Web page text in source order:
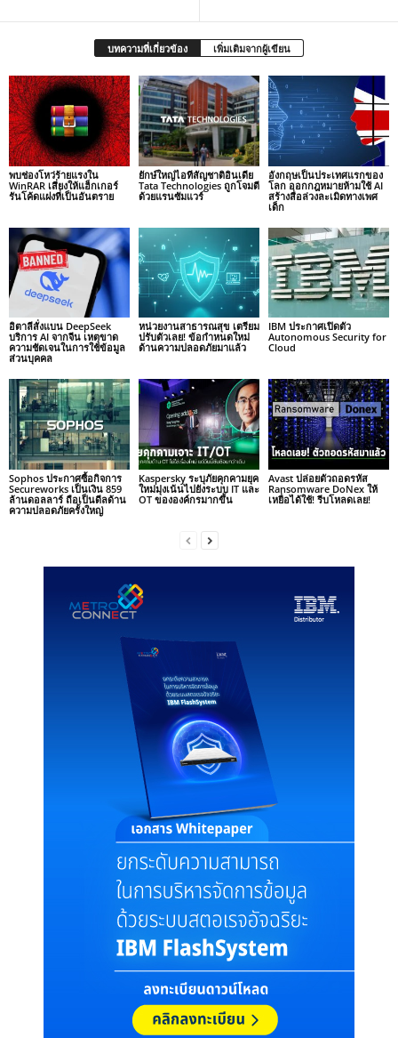
บทความที่เกี่ยวข้อง เพิ่มเติมจากผู้เขียน
พบช่องโหว่ร้ายแรงใน
WinRAR เสี่ยงให้แฮ็กเกอร์
รันโค้ดแฝงที่เป็นอันตราย
ยักษ์ใหญ่ไอทีสัญชาติอินเดีย
Tata Technologies ถูกโจมตี
ด้วยแรนซัมแวร์
อังกฤษเป็นประเทศแรกของ
โลก ออกกฎหมายห้ามใช้ AI
สร้างสื่อล่วงละเมิดทางเพศ
เด็ก
อิตาลีสั่งแบน DeepSeek
บริการ AI จากจีน เหตุขาด
ความชัดเจนในการใช้ข้อมูล
ส่วนบุคคล
หน่วยงานสาธารณสุข เตรียม
ปรับตัวเลย! ข้อกำหนดใหม่
ด้านความปลอดภัยมาแล้ว
IBM ประกาศเปิดตัว
Autonomous Security for
Cloud
Sophos ประกาศซื้อกิจการ
Secureworks เป็นเงิน 859
ล้านดอลลาร์ ถือเป็นดีลด้าน
ความปลอดภัยครั้งใหญ่
Kaspersky ระบุภัยคุกคามยุค
ใหม่มุ่งเน้นไปยังระบบ IT และ
OT ขององค์กรมากขึ้น
Avast ปล่อยตัวถอดรหัส
Ransomware DoNex ให้
เหยื่อได้ใช้! รีบโหลดเลย!